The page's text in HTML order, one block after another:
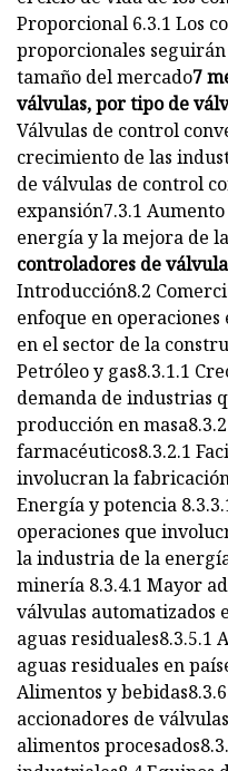
Proporcional 6.3.1 Los
proporcionales
tamaño del mercado7
válvulas, por tipo de
Válvulas de control
crecimiento de las
de válvulas de control
expansión7.3.1
energía y la mejora de
controladores de
Introducción8.2
enfoque en
en el sector de la
Petróleo y gas8.3.1.1
demanda de industrias
producción en
farmacéuticos8.3.2.1
involucran la
Energía y potencia
operaciones que
la industria de la
minería 8.3.4.1 Mayor
válvulas automatizados
aguas residuales8.3.5.1
aguas residuales en
Alimentos y
accionadores de
alimentos